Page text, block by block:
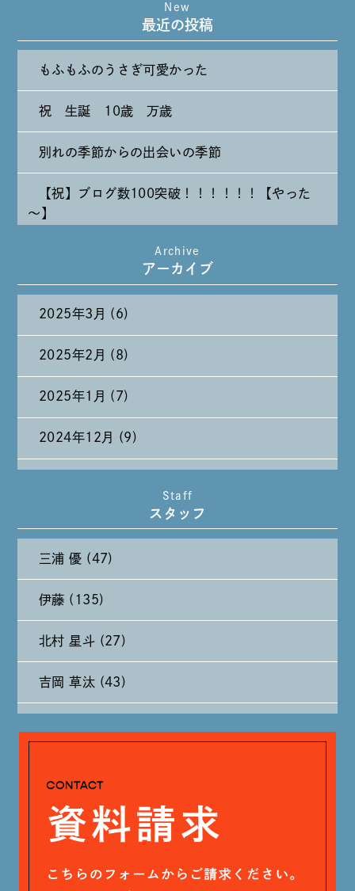
New
最近の投稿
もふもふのうさぎ可愛かった
祝 生誕 10歳 万歳
別れの季節からの出会いの季節
【祝】ブログ数100突破！！！！！！【やった
～】
たまには純喫茶なんて～～～
Archive
アーカイブ
2025年3月 (6)
2025年2月 (8)
2025年1月 (7)
2024年12月 (9)
2024年9月 (11)
2024年8月 (11)
2024年7月 (11)
2024年6月 (12)
Staff
スタッフ
三浦 優 (47)
伊藤 (135)
北村 星斗 (27)
吉岡 草汰 (43)
戸田 好紀 (81)
木村 珠梨音 (101)